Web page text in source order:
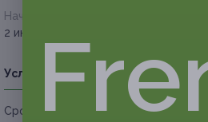
Начало действия
2 июня 2018 г.
Условия Описание Гарантии
Срок действия сертификатов:
с 2